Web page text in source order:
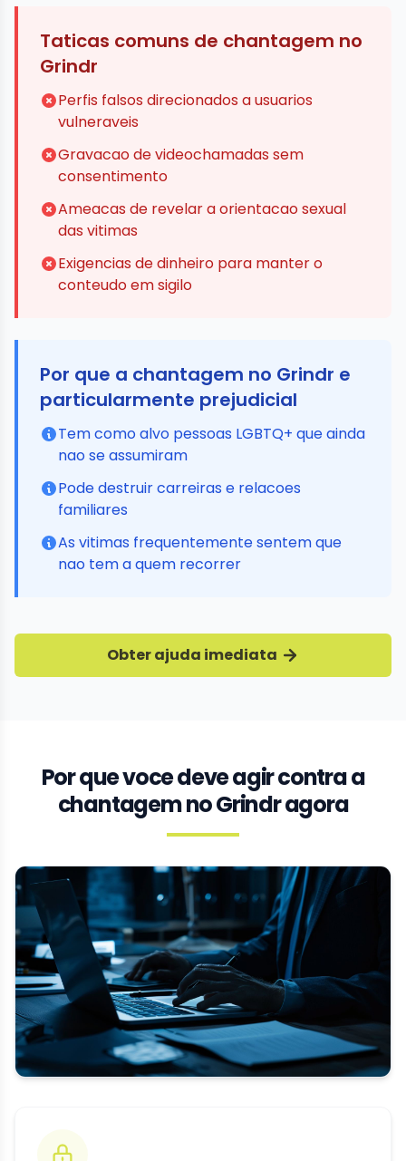
Taticas comuns de chantagem no
Grindr
Perfis falsos direcionados a usuarios
vulneraveis
Gravacao de videochamadas sem
consentimento
Ameacas de revelar a orientacao sexual
das vitimas
Exigencias de dinheiro para manter o
conteudo em sigilo
Por que a chantagem no Grindr e
particularmente prejudicial
Tem como alvo pessoas LGBTQ+ que ainda
nao se assumiram
Pode destruir carreiras e relacoes
familiares
As vitimas frequentemente sentem que
nao tem a quem recorrer
Obter ajuda imediata
Por que voce deve agir contra a
chantagem no Grindr agora